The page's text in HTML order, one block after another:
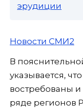
эрудиции
Новости СМИ2
В
указывается,
востребованы
ряде регионов